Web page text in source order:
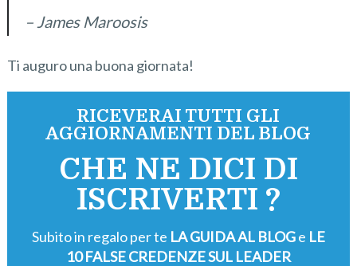
– James Maroosis
Ti auguro una buona giornata!
RICEVERAI TUTTI GLI
AGGIORNAMENTI DEL BLOG
CHE NE DICI DI
ISCRIVERTI ?
Subito in regalo per te LA GUIDA AL BLOGe LE
10 FALSE CREDENZE SUL LEADER